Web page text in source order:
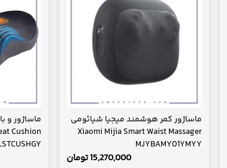
ماساژور کمر هوشمند میجیا شیائومی
Xiaomi Mijia Smart Waist Massager
MJYBAMY01YMYY
15,270,000تومان
ماساژور و
Cushion